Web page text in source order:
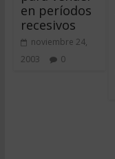
en períodos
recesivos
noviembre 24,
2003
0